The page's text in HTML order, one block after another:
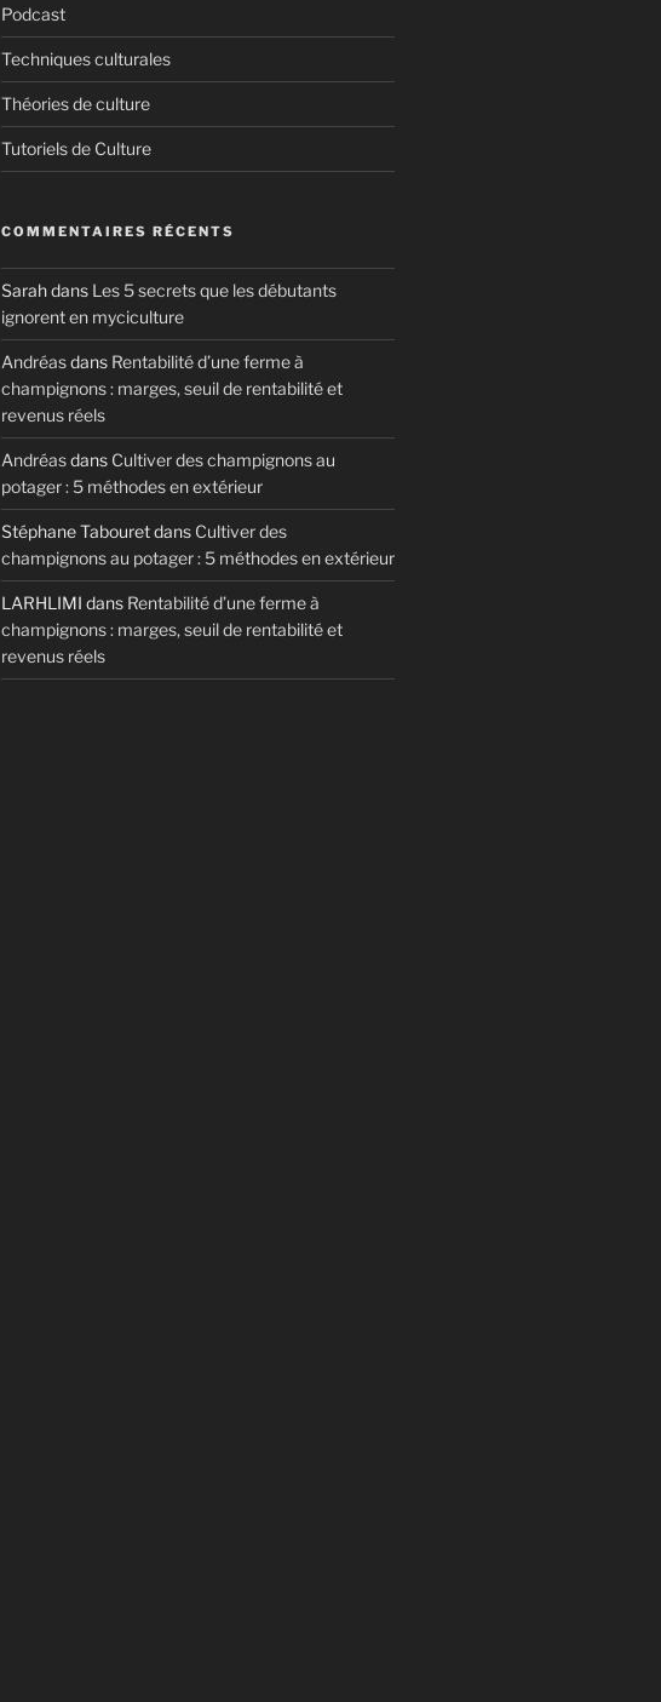
Podcast
Techniques culturales
Théories de culture
Tutoriels de Culture
COMMENTAIRES RÉCENTS
Sarahdans Les 5 secrets que les débutants
ignorent en myciculture
Andréasdans Rentabilité d’une ferme à
champignons : marges, seuil de rentabilité et
revenus réels
Andréasdans Cultiver des champignons au
potager : 5 méthodes en extérieur
Stéphane Tabouretdans Cultiver des
champignons au potager : 5 méthodes en extérieur
LARHLIMI dans Rentabilité d’une ferme à
champignons : marges, seuil de rentabilité et
revenus réels